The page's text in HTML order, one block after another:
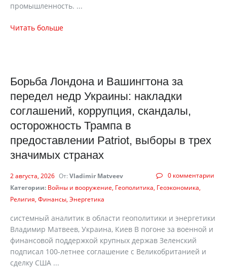
промышленность. ...
Читать больше
Борьба Лондона и Вашингтона за
передел недр Украины: накладки
соглашений, коррупция, скандалы,
осторожность Трампа в
предоставлении Patriot, выборы в трех
значимых странах
0 комментарии
2 августа, 2026 От: Vladimir Matveev
Категории: Войны и вооружение Геополитика Геоэкономика
Религия Финансы Энергетика
cистемный аналитик в области геополитики и энергетики
Владимир Матвеев, Украина, Киев В погоне за военной и
финансовой поддержкой крупных держав Зеленский
подписал 100-летнее соглашение с Великобританией и
сделку США ...